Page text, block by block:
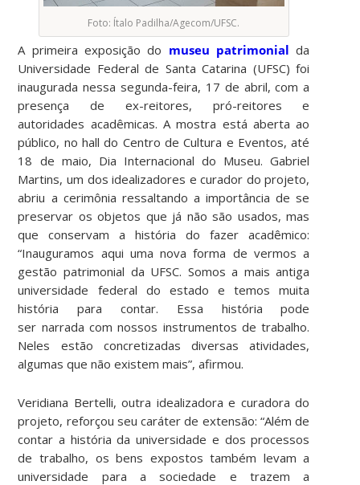
Foto: Ítalo Padilha/Agecom/UFSC.
A primeira exposição do museu patrimonial da
Universidade Federal de Santa Catarina (UFSC) foi
inaugurada nessa segunda-feira, 17 de abril, com a
presença de ex-reitores, pró-reitores e
autoridades acadêmicas. A mostra está aberta ao
público, no hall do Centro de Cultura e Eventos, até
18 de maio, Dia Internacional do Museu. Gabriel
Martins, um dos idealizadores e curador do projeto,
abriu a cerimônia ressaltando a importância de se
preservar os objetos que já não são usados, mas
que conservam a história do fazer acadêmico:
“Inauguramos aqui uma nova forma de vermos a
gestão patrimonial da UFSC. Somos a mais antiga
universidade federal do estado e temos muita
história para contar. Essa história pode
ser narrada com nossos instrumentos de trabalho.
Neles estão concretizadas diversas atividades,
algumas que não existem mais”, afirmou.
Veridiana Bertelli, outra idealizadora e curadora do
projeto, reforçou seu caráter de extensão: “Além de
contar a história da universidade e dos processos
de trabalho, os bens expostos também levam a
universidade para a sociedade e trazem a